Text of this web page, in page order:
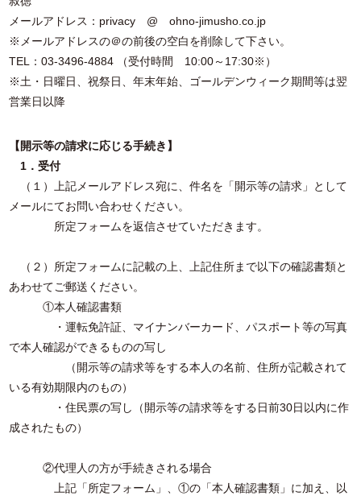
メールアドレス：privacy @ ohno-jimusho.co.jp
※メールアドレスの＠の前後の空白を削除して下さい。
TEL：03‐3496‐4884 （受付時間 10:00～17:30※）
※土・日曜日、祝祭日、年末年始、ゴールデンウィーク期間等は翌
営業日以降
【開示等の請求に応じる手続き】
1．受付
（１）上記メールアドレス宛に、件名を「開示等の請求」として
メールにてお問い合わせください。
所定フォームを返信させていただきます。
（２）所定フォームに記載の上、上記住所まで以下の確認書類と
あわせてご郵送ください。
①本人確認書類
・運転免許証、マイナンバーカード、パスポート等の写真
で本人確認ができるものの写し
（開示等の請求等をする本人の名前、住所が記載されて
いる有効期限内のもの）
・住民票の写し（開示等の請求等をする日前30日以内に作
成されたもの）
②代理人の方が手続きされる場合
上記「所定フォーム」、①の「本人確認書類」に加え、以